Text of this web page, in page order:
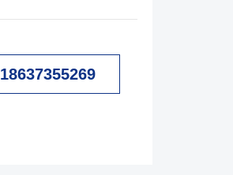
18637355269